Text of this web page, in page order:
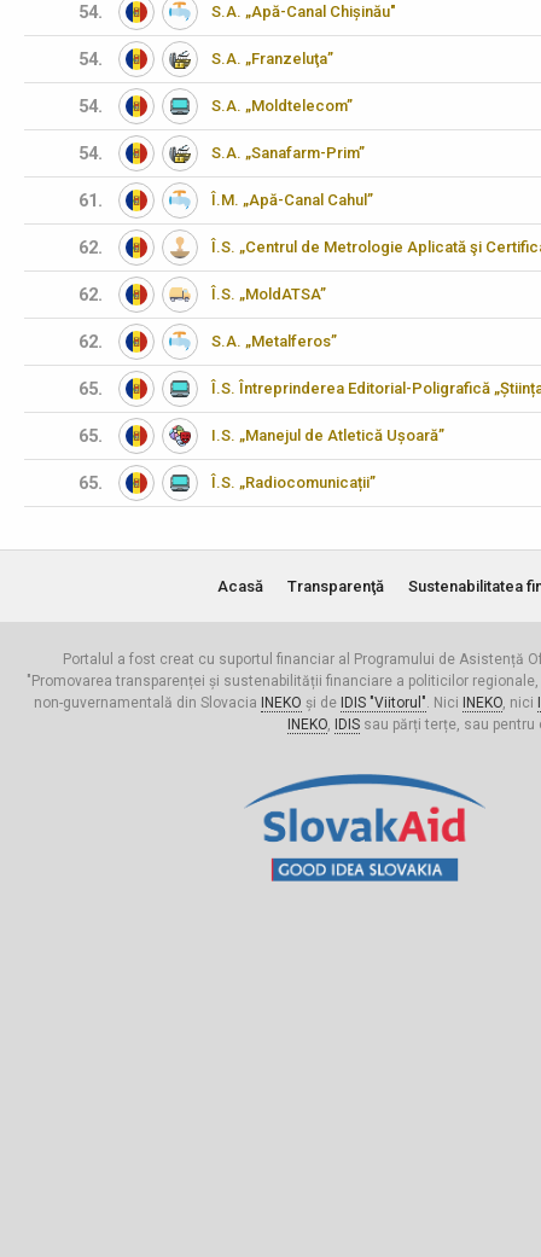
54. S.A. „Apă-Canal Chișinău"
54. S.A. „Franzeluţa”
54. S.A. „Moldtelecom”
54. S.A. „Sanafarm-Prim”
61. Î.M. „Apă-Canal Cahul”
62. Î.S. „Centrul de Metrologie Aplicată şi
62. Î.S. „MoldATSA”
62. S.A. „Metalferos”
65. Î.S. Întreprinderea Editorial-Poligrafică
65. I.S. „Manejul de Atletică Ușoară”
65. Î.S. „Radiocomunicații”
Acasă Transparenţă Sustenabilitatea
Portalul a fost creat cu suportul financiar al Programului de Asistență
"Promovarea transparenței și sustenabilității financiare a politicilor
non-guvernamentală din Slovacia
INEKO și de IDIS "Viitorul". Nici INEKO, nici
INEKO, IDISsau părți terțe, sau pentru